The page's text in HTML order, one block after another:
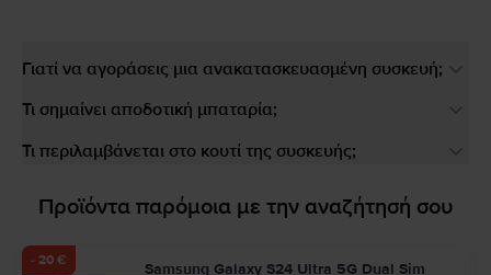
Γιατί να αγοράσεις μια ανακατασκευασμένη συσκευή;
Τι σημαίνει αποδοτική μπαταρία;
Τι περιλαμβάνεται στο κουτί της συσκευής;
Προϊόντα παρόμοια με την αναζήτησή σου
- 20 €
Samsung Galaxy S24 Ultra 5G Dual Sim